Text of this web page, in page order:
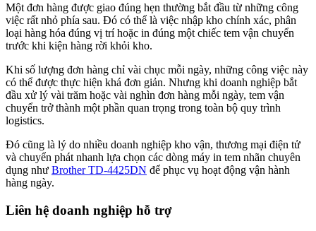
Một đơn hàng được giao đúng hẹn thường bắt đầu từ những công
việc rất nhỏ phía sau. Đó có thể là việc nhập kho chính xác, phân
loại hàng hóa đúng vị trí hoặc in đúng một chiếc tem vận chuyển
trước khi kiện hàng rời khỏi kho.
Khi số lượng đơn hàng chỉ vài chục mỗi ngày, những công việc này
có thể được thực hiện khá đơn giản. Nhưng khi doanh nghiệp bắt
đầu xử lý vài trăm hoặc vài nghìn đơn hàng mỗi ngày, tem vận
chuyển trở thành một phần quan trọng trong toàn bộ quy trình
logistics.
Đó cũng là lý do nhiều doanh nghiệp kho vận, thương mại điện tử
và chuyển phát nhanh lựa chọn các dòng máy in tem nhãn chuyên
dụng như Brother TD-4425DN để phục vụ hoạt động vận hành
hàng ngày.
Liên hệ doanh nghiệp hỗ trợ